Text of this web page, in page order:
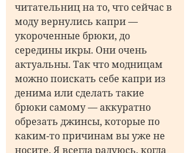
читательниц на то, что сейчас в
моду вернулись капри —
укороченные брюки, до
середины икры. Они очень
актуальны. Так что модницам
можно поискать себе капри из
денима или сделать такие
брюки самому — аккуратно
обрезать джинсы, которые по
каким-то причинам вы уже не
носите. Я всегда радуюсь, когда